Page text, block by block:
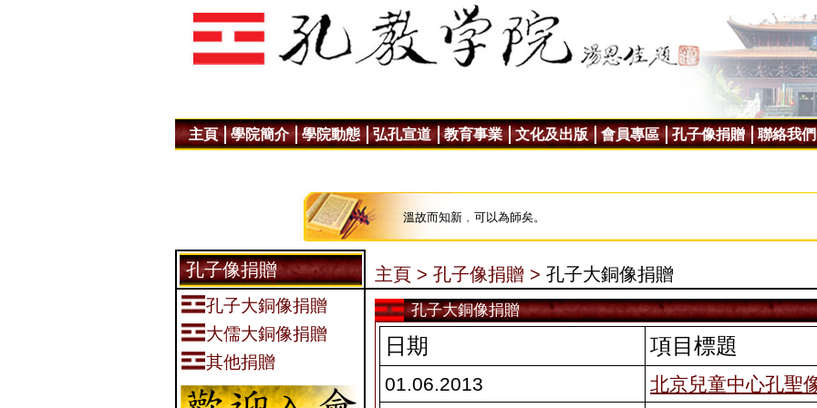
主頁 學院簡介 學院動態 弘孔宣道 教育事業 文化及出版 會員專區 孔子像捐贈 聯絡我們
溫故而知新﹐可以為師矣。
孔子像捐贈
孔子大銅像捐贈
大儒大銅像捐贈
其他捐贈
主頁 > 孔子像捐贈 > 孔子大銅像捐贈
孔子大銅像捐贈
日期 項目標題
01.06.2013 北京兒童中心孔聖